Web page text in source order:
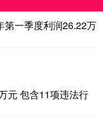
第一季度利润26.22万
元 包含11项违法行